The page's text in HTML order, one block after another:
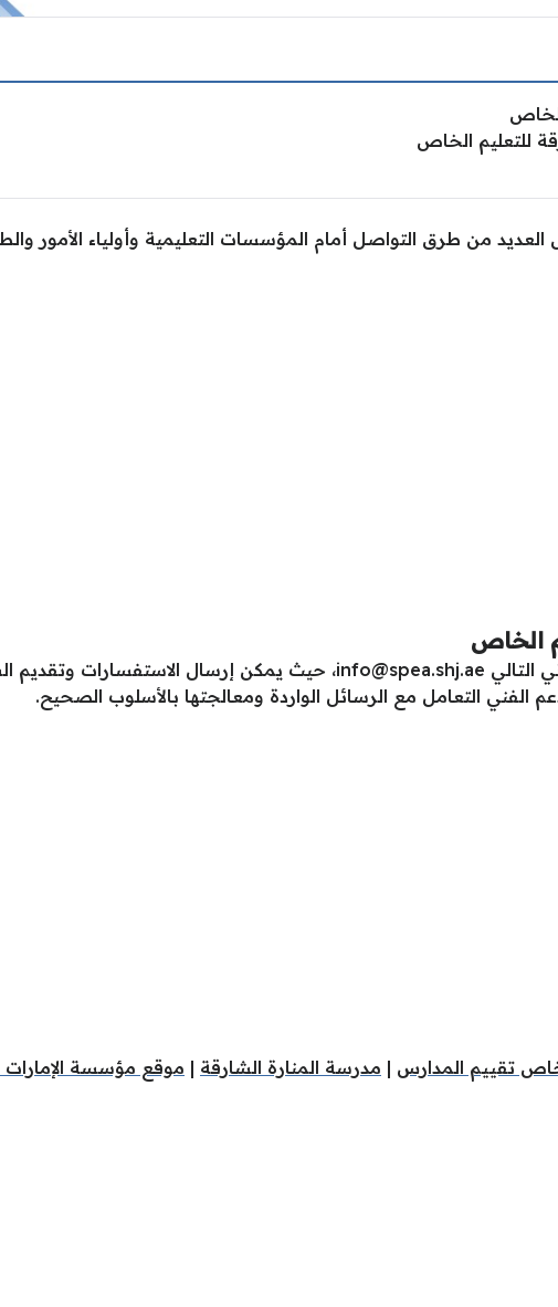
للتعليم الخاص
من طرق التواصل أمام المؤسسات التعليمية وأولياء الأمور
الخاص
التالي info@spea.shj.ae، حيث يمكن إرسال الاستفسارات وتقديم
الفني التعامل مع الرسائل الواردة ومعالجتها بالأسلوب الصحيح.
تقييم المدارس | مدرسة المنارة الشارقة | موقع مؤسسة الإمارات